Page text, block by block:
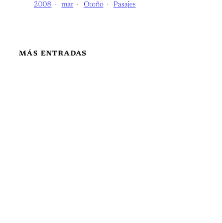
2008 mar Otoño Pasajes
MÁS ENTRADAS